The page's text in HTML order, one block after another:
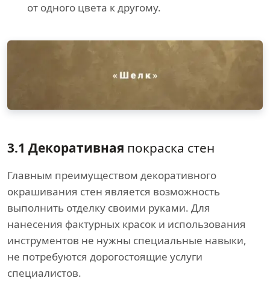
от одного цвета к другому.
3.1 Декоративная покраска стен
Главным преимуществом декоративного
окрашивания стен является возможность
выполнить отделку своими руками. Для
нанесения фактурных красок и использования
инструментов не нужны специальные навыки,
не потребуются дорогостоящие услуги
специалистов.